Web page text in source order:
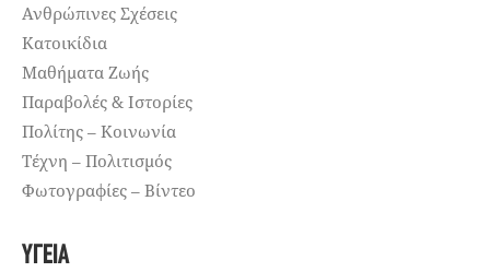
Ανθρώπινες Σχέσεις
Κατοικίδια
Μαθήματα Ζωής
Παραβολές & Ιστορίες
Πολίτης – Κοινωνία
Τέχνη – Πολιτισμός
Φωτογραφίες – Βίντεο
ΥΓΕΊΑ